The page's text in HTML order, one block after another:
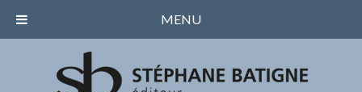
MENU